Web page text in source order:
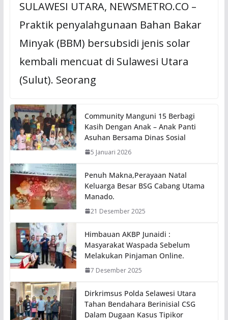
SULAWESI UTARA, NEWSMETRO.CO –
Praktik penyalahgunaan Bahan Bakar
Minyak (BBM) bersubsidi jenis solar
kembali mencuat di Sulawesi Utara
(Sulut). Seorang
Community Manguni 15 Berbagi
Kasih Dengan Anak – Anak Panti
Asuhan Bersama Dinas Sosial
5 Januari 2026
Penuh Makna,Perayaan Natal
Keluarga Besar BSG Cabang Utama
Manado.
21 Desember 2025
Himbauan AKBP Junaidi :
Masyarakat Waspada Sebelum
Melakukan Pinjaman Online.
7 Desember 2025
Dirkrimsus Polda Selawesi Utara
Tahan Bendahara Berinisial CSG
Dalam Dugaan Kasus Tipikor